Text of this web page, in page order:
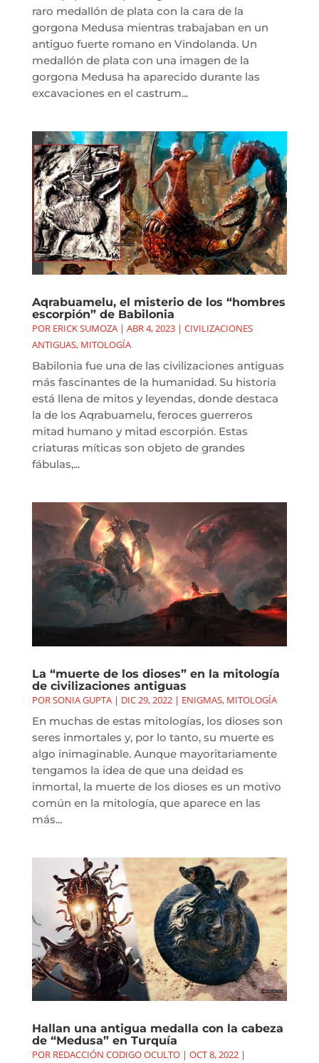
raro medallón de plata con la cara de la
gorgona Medusa mientras trabajaban en un
antiguo fuerte romano en Vindolanda. Un
medallón de plata con una imagen de la
gorgona Medusa ha aparecido durante las
excavaciones en el castrum...
Aqrabuamelu, el misterio de los “hombres
escorpión” de Babilonia
POR ERICK SUMOZA| ABR 4, 2023| CIVILIZACIONES
ANTIGUAS, MITOLOGÍA
Babilonia fue una de las civilizaciones antiguas
más fascinantes de la humanidad. Su historia
está llena de mitos y leyendas, donde destaca
la de los Aqrabuamelu, feroces guerreros
mitad humano y mitad escorpión. Estas
criaturas míticas son objeto de grandes
fábulas,...
La “muerte de los dioses” en la mitología
de civilizaciones antiguas
PORSONIA GUPTA| DIC 29, 2022| ENIGMAS, MITOLOGÍA
En muchas de estas mitologías, los dioses son
seres inmortales y, por lo tanto, su muerte es
algo inimaginable. Aunque mayoritariamente
tengamos la idea de que una deidad es
inmortal, la muerte de los dioses es un motivo
común en la mitología, que aparece en las
más...
Hallan una antigua medalla con la cabeza
de “Medusa” en Turquía
POR REDACCIÓN CODIGO OCULTO| OCT 8, 2022|